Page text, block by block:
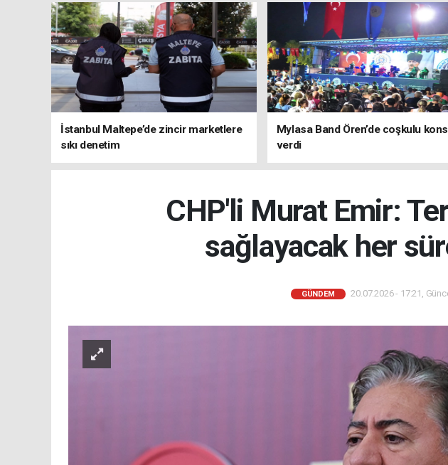
İstanbul Maltepe’de zincir marketlere
sıkı denetim
Mylasa Band Ören’de coşkulu
verdi
CHP'li Murat Emir:
sağlayacak her
GÜNDEM 20.07.2026 - 17:21,